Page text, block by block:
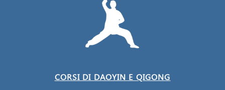
CORSI DI DAOYIN E QIGONG